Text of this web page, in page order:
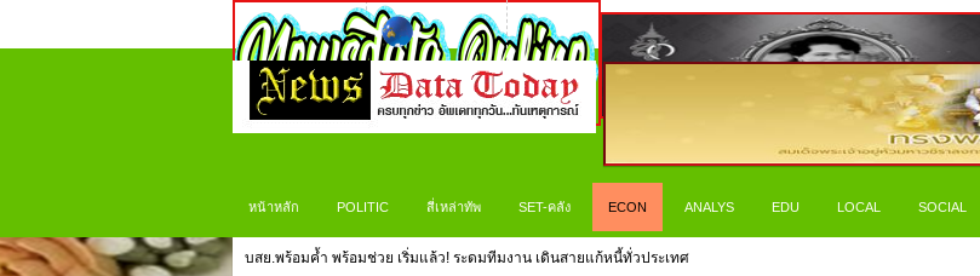
หน้าหลัก POLITIC สี่เหล่าทัพ SET-คลัง ECON ANALYS EDU LOCAL SOCIAL
บสย.พร้อมค้ำ พร้อมช่วย เริ่มแล้ว! ระดมทีมงาน เดินสายแก้หนี้ทั่วประเทศ